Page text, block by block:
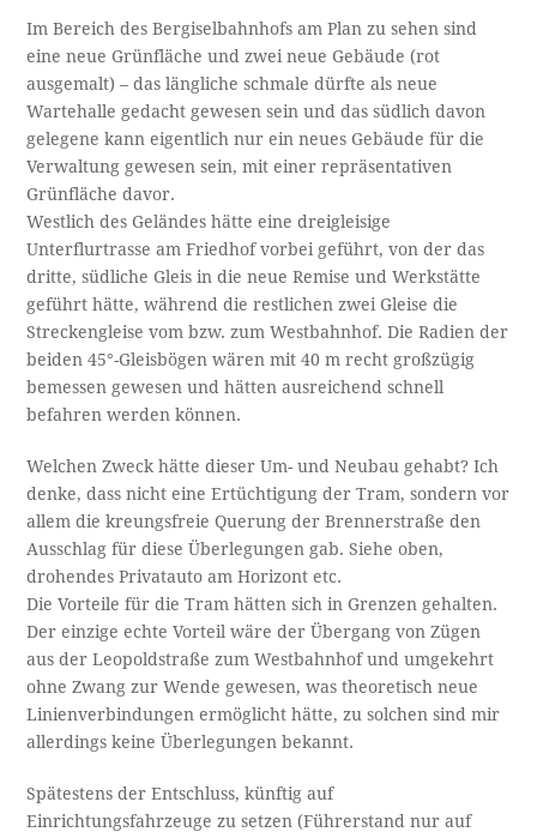
Im Bereich des Bergiselbahnhofs am Plan zu sehen sind
eine neue Grünfläche und zwei neue Gebäude (rot
ausgemalt) – das längliche schmale dürfte als neue
Wartehalle gedacht gewesen sein und das südlich davon
gelegene kann eigentlich nur ein neues Gebäude für die
Verwaltung gewesen sein, mit einer repräsentativen
Grünfläche davor.
Westlich des Geländes hätte eine dreigleisige
Unterflurtrasse am Friedhof vorbei geführt, von der das
dritte, südliche Gleis in die neue Remise und Werkstätte
geführt hätte, während die restlichen zwei Gleise die
Streckengleise vom bzw. zum Westbahnhof. Die Radien der
beiden 45°-Gleisbögen wären mit 40 m recht großzügig
bemessen gewesen und hätten ausreichend schnell
befahren werden können.
Welchen Zweck hätte dieser Um- und Neubau gehabt? Ich
denke, dass nicht eine Ertüchtigung der Tram, sondern vor
allem die kreungsfreie Querung der Brennerstraße den
Ausschlag für diese Überlegungen gab. Siehe oben,
drohendes Privatauto am Horizont etc.
Die Vorteile für die Tram hätten sich in Grenzen gehalten.
Der einzige echte Vorteil wäre der Übergang von Zügen
aus der Leopoldstraße zum Westbahnhof und umgekehrt
ohne Zwang zur Wende gewesen, was theoretisch neue
Linienverbindungen ermöglicht hätte, zu solchen sind mir
allerdings keine Überlegungen bekannt.
Spätestens der Entschluss, künftig auf
Einrichtungsfahrzeuge zu setzen (Führerstand nur auf